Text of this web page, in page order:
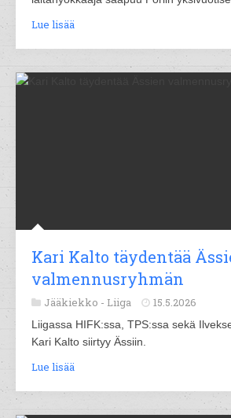
Lue lisää
Kari Kalto täydentää
valmennusryhmän
Jääkiekko - Liiga 15.5.2026
Liigassa HIFK:ssa, TPS:ssa sekä
Kari Kalto siirtyy Ässiin.
Lue lisää